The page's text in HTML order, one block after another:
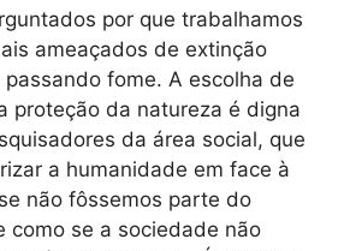
por que trabalhamos
ameaçados de extinção
fome. A escolha de
proteção da natureza é digna
da área social, que
a humanidade em face à
não fôssemos parte do
como se a sociedade não